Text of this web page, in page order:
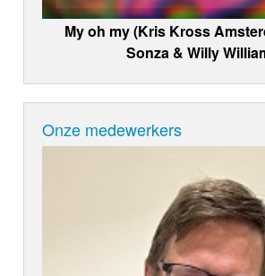
My oh my (Kris Kross
Sonza & Willy
Onze medewerkers